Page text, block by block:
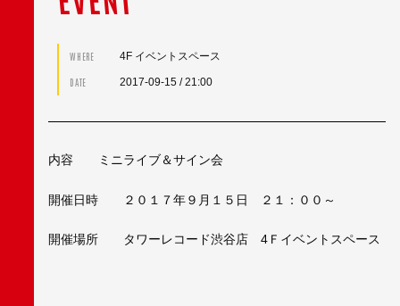
WHERE 4F イベントスペース
DATE 2017-09-15 / 21:00
内容 ミニライブ＆サイン会
開催日時 ２０１７年９月１５日 ２１：００～
開催場所 タワーレコード渋谷店 4Ｆイベントスペース